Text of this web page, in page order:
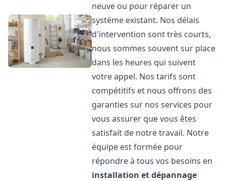
neuve ou pour réparer un
système existant. Nos délais
d'intervention sont très courts,
nous sommes souvent sur place
dans les heures qui suivent
votre appel. Nos tarifs sont
compétitifs et nous offrons des
garanties sur nos services pour
vous assurer que vous êtes
satisfait de notre travail. Notre
équipe est formée pour
répondre à tous vos besoins en
installation et dépannage